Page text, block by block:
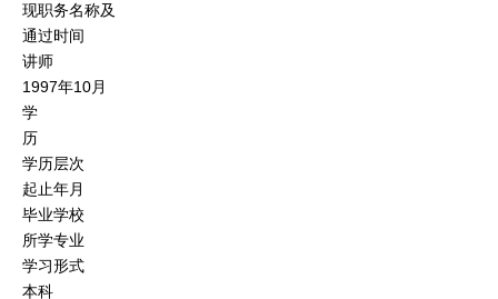
现职务名称及
通过时间
讲师
1997年10月
学
历
学历层次
起止年月
毕业学校
所学专业
学习形式
本科